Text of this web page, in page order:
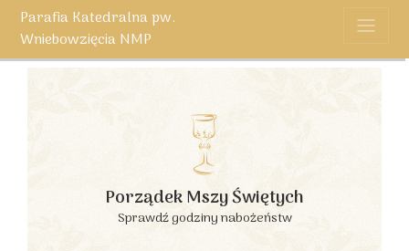
Parafia Katedralna pw.
Wniebowzięcia NMP
Porządek Mszy Świętych
Sprawdź godziny nabożeństw